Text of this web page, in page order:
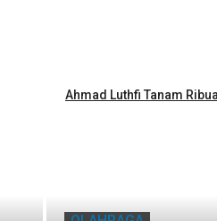
Ahmad Luthfi Tanam